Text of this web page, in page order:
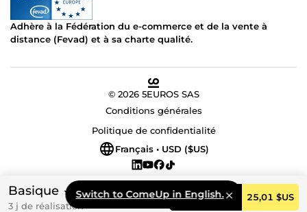
Basique
3 j de réalisation
Commander 25,01 $US
Switch to ComeUp in English.
Adhère à la Fédération du e-commerce et de la vente à
distance (Fevad) et à sa charte qualité.
© 2026 5EUROS SAS
Conditions générales
Politique de confidentialité
Français • USD ($US)